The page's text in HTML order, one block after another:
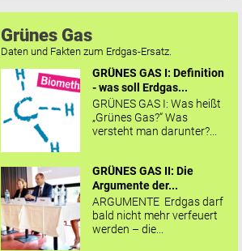
Grünes Gas
Daten und Fakten zum Erdgas-Ersatz.
GRÜNES GAS I: Definition
- was soll Erdgas...
GRÜNES GAS I: Was heißt
„Grünes Gas?“ Was
versteht man darunter?...
GRÜNES GAS II: Die
Argumente der...
ARGUMENTE Erdgas darf
bald nicht mehr verfeuert
werden – die...